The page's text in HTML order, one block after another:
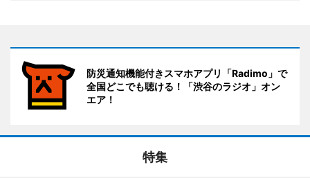
防災通知機能付きスマホアプリ「Radimo」で
全国どこでも聴ける！「渋谷のラジオ」オン
エア！
特集